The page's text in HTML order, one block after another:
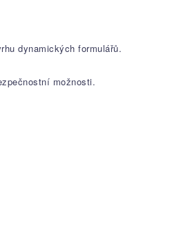
dynamických formulářů.
možnosti.